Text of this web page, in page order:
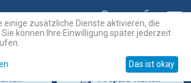
einige zusätzliche Dienste aktivieren, die
können Ihre Einwilligung später jederzeit
Das ist okay